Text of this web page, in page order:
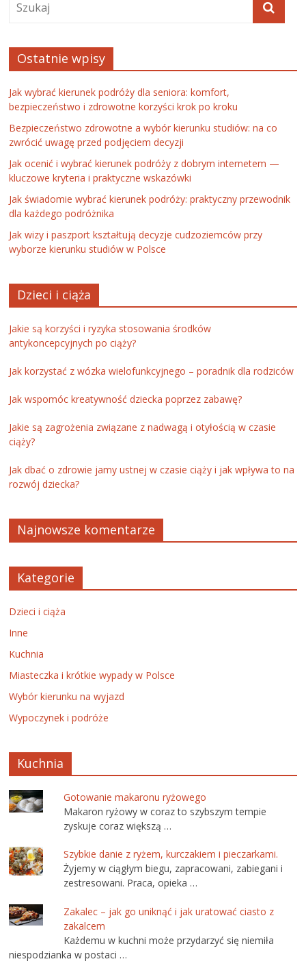
Ostatnie wpisy
Jak wybrać kierunek podróży dla seniora: komfort,
bezpieczeństwo i zdrowotne korzyści krok po kroku
Bezpieczeństwo zdrowotne a wybór kierunku studiów: na co
zwrócić uwagę przed podjęciem decyzji
Jak ocenić i wybrać kierunek podróży z dobrym internetem —
kluczowe kryteria i praktyczne wskazówki
Jak świadomie wybrać kierunek podróży: praktyczny przewodnik
dla każdego podróżnika
Jak wizy i paszport kształtują decyzje cudzoziemców przy
wyborze kierunku studiów w Polsce
Dzieci i ciąża
Jakie są korzyści i ryzyka stosowania środków
antykoncepcyjnych po ciąży?
Jak korzystać z wózka wielofunkcyjnego – poradnik dla rodziców
Jak wspomóc kreatywność dziecka poprzez zabawę?
Jakie są zagrożenia związane z nadwagą i otyłością w czasie
ciąży?
Jak dbać o zdrowie jamy ustnej w czasie ciąży i jak wpływa to na
rozwój dziecka?
Najnowsze komentarze
Kategorie
Dzieci i ciąża
Inne
Kuchnia
Miasteczka i krótkie wypady w Polsce
Wybór kierunku na wyjazd
Wypoczynek i podróże
Kuchnia
Gotowanie makaronu ryżowego
Makaron ryżowy w coraz to szybszym tempie
zyskuje coraz większą …
Szybkie danie z ryżem, kurczakiem i pieczarkami.
Żyjemy w ciągłym biegu, zapracowani, zabiegani i
zestresowani. Praca, opieka …
Zakalec – jak go uniknąć i jak uratować ciasto z
zakalcem
Każdemu w kuchni może przydarzyć się niemiła
niespodzianka w postaci …